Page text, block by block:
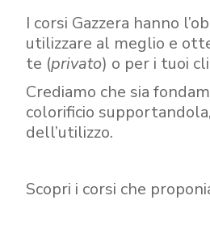
I corsi Gazzera hanno
utilizzare al meglio e
te (privato) o per i tuoi
Crediamo che sia
colorificio
dell’utilizzo.
Scopri i corsi che